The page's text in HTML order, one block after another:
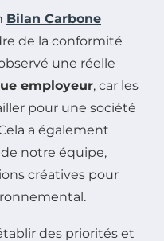
Bilan Carbone
de la conformité
une réelle
employeur, car les
pour une société
a également
notre équipe,
créatives pour
des priorités et